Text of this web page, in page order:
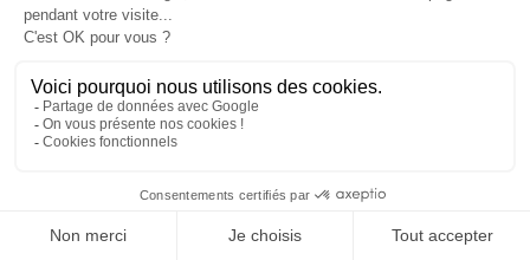
Sous-bock mariage Love